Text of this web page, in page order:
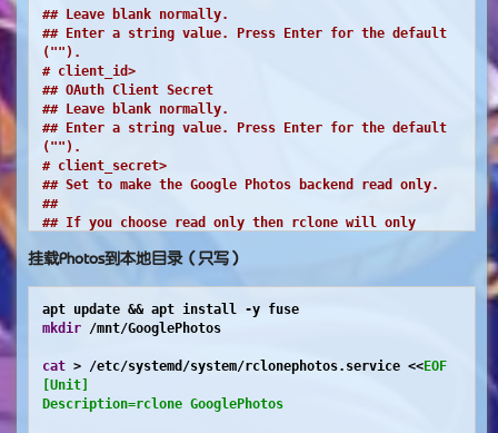
## Leave blank normally.
## Enter a string value. Press Enter for the default
("").
# client_id>
## OAuth Client Secret
## Leave blank normally.
## Enter a string value. Press Enter for the default
("").
# client_secret>
## Set to make the Google Photos backend read only.
##
## If you choose read only then rclone will only
## to your photos, otherwise rclone will request full
for the default ("false").
# read_only>
## y) Yes
## n) No (default)
# y/n> n
挂载Photos到本地目录（只写）
apt update && apt install -y fuse
mkdir /mnt/GooglePhotos
cat > /etc/systemd/system/rclonephotos.service <<EOF
[Unit]
Description=rclone GooglePhotos